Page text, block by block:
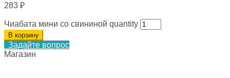
283 ₽
Чиабата мини со свининой quantity
В корзину
Задайте вопрос
Магазин